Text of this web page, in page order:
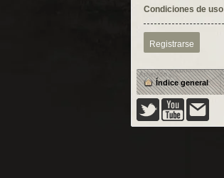
Condiciones de uso
Registrarse
Índice general